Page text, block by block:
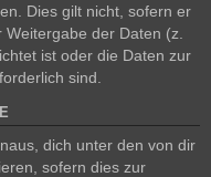
Dies gilt nicht, sofern er
der Daten (z.
ist oder die Daten zur
sind.
dich unter den von dir
sofern dies zur